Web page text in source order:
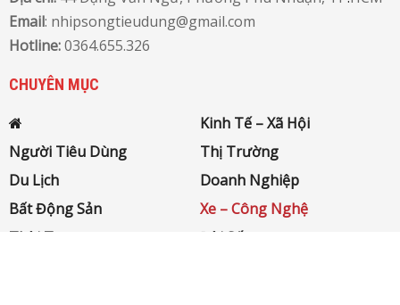
Email: nhipsongtieudung@gmail.com
Hotline:0364.655.326
CHUYÊN MỤC
Kinh Tế – Xã Hội
Người Tiêu Dùng
Thị Trường
Du Lịch
Doanh Nghiệp
Bất Động Sản
Xe – Công Nghệ
Thời Trang
Đời Sống